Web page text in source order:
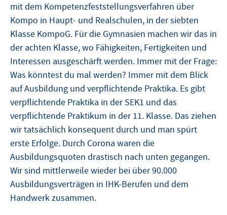
mit dem Kompetenzfeststellungsverfahren über
Kompo in Haupt- und Realschulen, in der siebten
Klasse KompoG. Für die Gymnasien machen wir das in
der achten Klasse, wo Fähigkeiten, Fertigkeiten und
Interessen ausgeschärft werden. Immer mit der Frage:
Was könntest du mal werden? Immer mit dem Blick
auf Ausbildung und verpflichtende Praktika. Es gibt
verpflichtende Praktika in der SEK1 und das
verpflichtende Praktikum in der 11. Klasse. Das ziehen
wir tatsächlich konsequent durch und man spürt
erste Erfolge. Durch Corona waren die
Ausbildungsquoten drastisch nach unten gegangen.
Wir sind mittlerweile wieder bei über 90.000
Ausbildungsverträgen in IHK-Berufen und dem
Handwerk zusammen.